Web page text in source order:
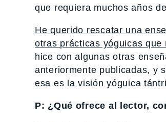
que requiera muchos años
He querido rescatar una
otras prácticas yóguicas
hice con algunas otras
anteriormente publicadas, y
esa es la visión yóguica
P: ¿Qué ofrece al lector,